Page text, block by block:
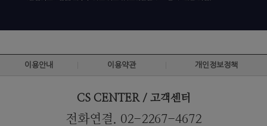
이용안내 이용약관 개인정보정책
CS CENTER / 고객센터
전화연결. 02-2267-4672